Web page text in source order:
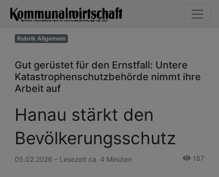
Rubrik Allgemein
Gut gerüstet für den Ernstfall: Untere
Katastrophenschutzbehörde nimmt ihre
Arbeit auf
Hanau stärkt den
Bevölkerungsschutz
05.02.2026 – Lesezeit ca. 4 Minuten 187